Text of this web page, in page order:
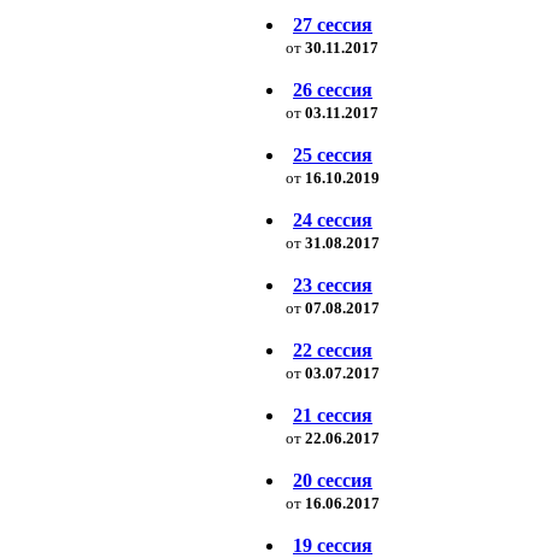
27 сессия
от 30.11.2017
26 сессия
от 03.11.2017
25 сессия
от 16.10.2019
24 сессия
от 31.08.2017
23 сессия
от 07.08.2017
22 сессия
от 03.07.2017
21 сессия
от 22.06.2017
20 сессия
от 16.06.2017
19 сессия